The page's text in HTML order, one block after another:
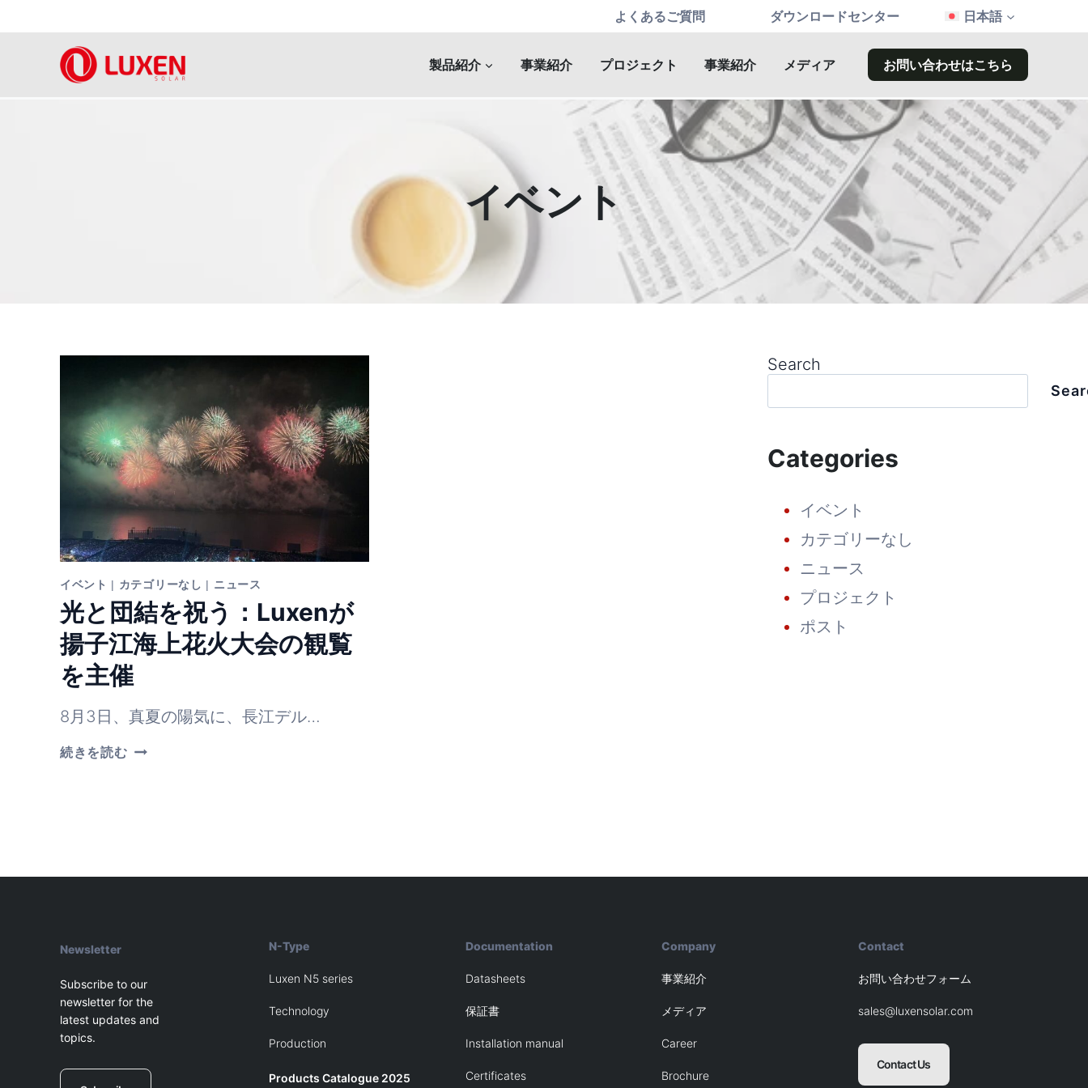
よくあるご質問 ダウンロードセンター 日本語
製品紹介 事業紹介 プロジェクト 事業紹介 メディア お問い合わせはこちら
イベント
イベント | カテゴリーなし | ニュース
光と団結を祝う：Luxenが
揚子江海上花火大会の観覧
を主催
8月3日、真夏の陽気に、長江デル…
続きを読む光
揚
大
会
の
観
主
Search
Categories
イベント
カテゴリーなし
ニュース
プロジェクト
ポスト
Newsletter
Subscribe to our
newsletter for the
latest updates and
topics.
N-Type
Luxen N5 series
Technology
Production
Products Catalogue 2025
Documentation
Datasheets
保証書
Installation manual
Certificates
Company
事業紹介
メディア
Career
Brochure
Contact
お問い合わせフォーム
sales@luxensolar.com
Contact Us